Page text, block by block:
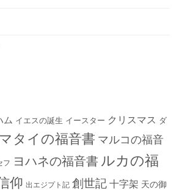
ム イエスの誕生 イースター クリスマス ダ
マタイの福音書 マルコの福音
フ ヨハネの福音書 ルカの福
仰 出エジプト記 創世記 十字架 天の御